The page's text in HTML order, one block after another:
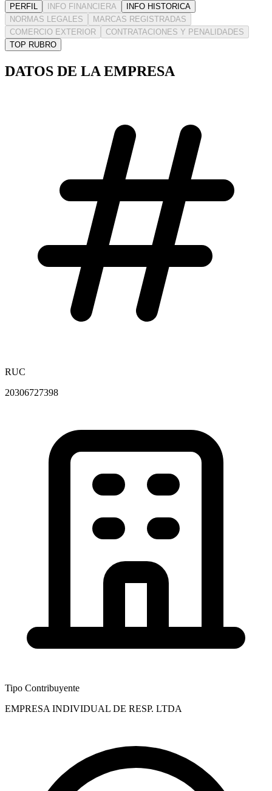
PERFIL INFO FINANCIERA
INFO HISTORICA
NORMAS LEGALES
MARCAS REGISTRADAS
COMERCIO EXTERIOR
CONTRATACIONES Y PENALIDADES
TOP RUBRO
DATOS DE LA EMPRESA
RUC
20306727398
Tipo Contribuyente
EMPRESA INDIVIDUAL DE RESP. LTDA